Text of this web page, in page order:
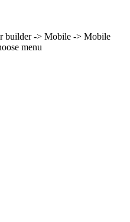
builder -> Mobile -> Mobile
menu